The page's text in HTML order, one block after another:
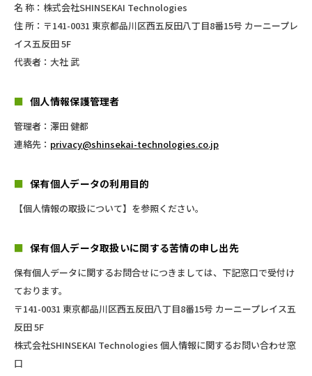
名 称：株式会社SHINSEKAI Technologies
住 所：〒141-0031 東京都品川区西五反田八丁目8番15号 カーニープレ
イス五反田 5F
代表者：大社 武
■ 個人情報保護管理者
管理者：澤田 健都
連絡先： privacy@shinsekai-technologies.co.jp
■ 保有個人データの利用目的
【個人情報の取扱について】を参照ください。
■ 保有個人データ取扱いに関する苦情の申し出先
保有個人データに関するお問合せにつきましては、下記窓口で受付け
ております。
〒141-0031 東京都品川区西五反田八丁目8番15号 カーニープレイス五
反田 5F
株式会社SHINSEKAI Technologies 個人情報に関するお問い合わせ窓
口